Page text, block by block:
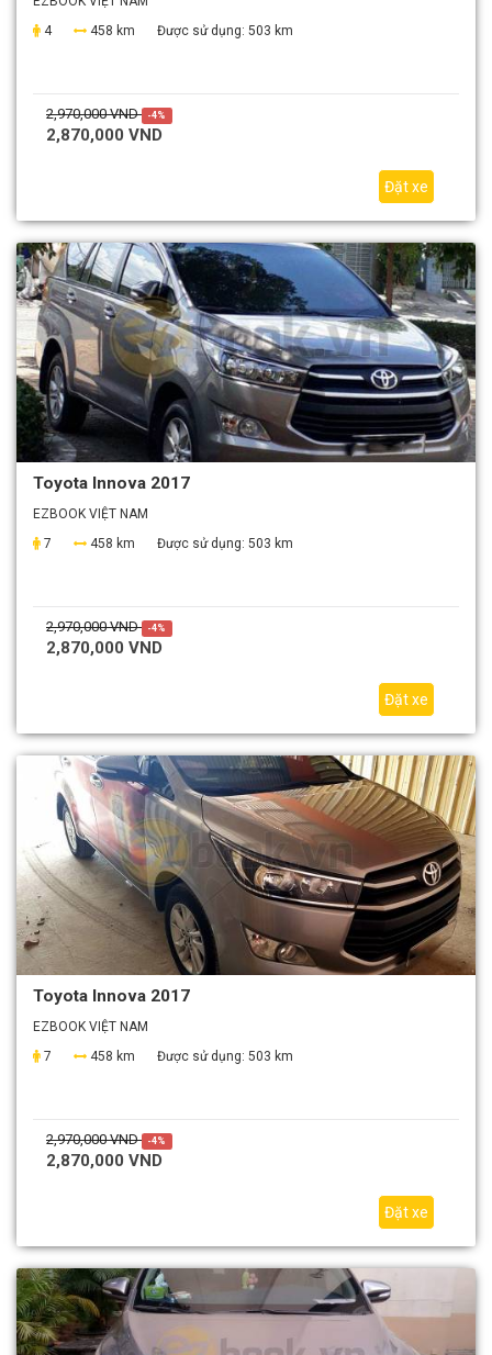
4
458 km Được sử dụng: 503 km
2,970,000 VND -4%
2,870,000 VND
Đặt xe
Toyota Innova 2017
EZBOOK VIỆT NAM
7
458 km Được sử dụng: 503 km
2,970,000 VND -4%
2,870,000 VND
Đặt xe
Toyota Innova 2017
EZBOOK VIỆT NAM
7
458 km Được sử dụng: 503 km
2,970,000 VND -4%
2,870,000 VND
Đặt xe